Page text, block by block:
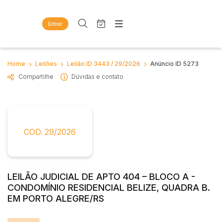
Entrar
Criar conta Entrar
Site
Agenda
Quem Somos
Diversos
Imóveis
Casas
Ponto Comercial
Busca por palavra-chave
Bairro
Judiciais Extrajudiciais
Faixa de valor
R$
Quem Somos
Home Leilões Leilão ID 3443 / 29/2026
Anúncio ID 5273
Compartilhe
Dúvidas e contato
COD. 29/2026
LEILÃO JUDICIAL DE APTO 404 – BLOCO A -
CONDOMÍNIO RESIDENCIAL BELIZE, QUADRA B.
EM PORTO ALEGRE/RS